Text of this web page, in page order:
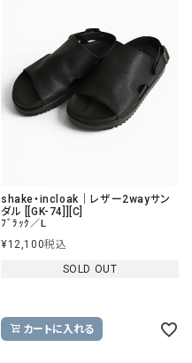
shake・incloak｜レザー2wayサン
ダル [[GK-74]][C]
ﾌﾞﾗｯｸ／L
¥12,100税込
SOLD OUT
カートに入れる